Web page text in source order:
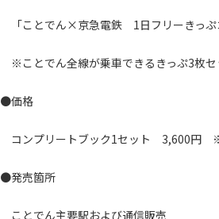
「ことでん×京急電鉄 1日フリーきっぷ
※ことでん全線が乗車できるきっぷ3枚セ
●価格
コンプリートブック1セット 3,600円
●発売箇所
ことでん主要駅および通信販売